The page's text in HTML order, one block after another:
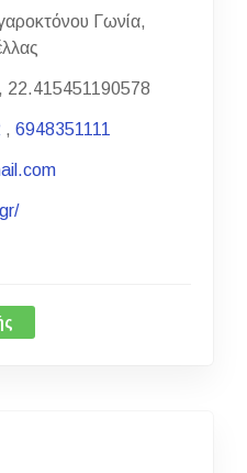
Γωνία,
22.415451190578
,6948351111